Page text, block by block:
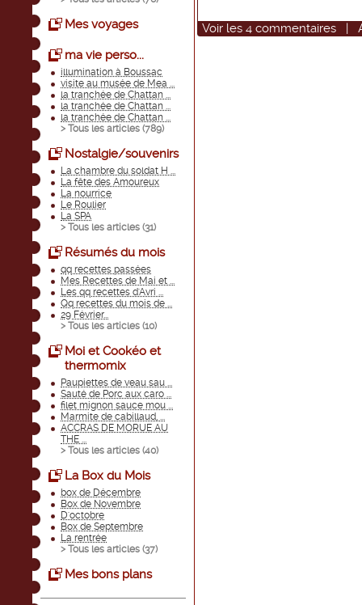
Mes voyages
ma vie perso...
illumination à Boussac
visite au musée de Mea ...
la tranchée de Chattan ...
la tranchée de Chattan ...
la tranchée de Chattan ...
> Tous les articles (789)
Nostalgie/souvenirs
La chambre du soldat H ...
La fête des Amoureux
La nourrice
Le Roulier
La SPA
> Tous les articles (31)
Résumés du mois
qq recettes passées
Mes Recettes de Mai et ...
Les qq recettes d'Avri ...
Qq recettes du mois de ...
29 Février...
> Tous les articles (10)
Moi et Cookéo et
thermomix
Paupiettes de veau sau ...
Sauté de Porc aux caro ...
filet mignon sauce mou ...
Marmite de cabillaud, ...
ACCRAS DE MORUE AU
THE ...
> Tous les articles (40)
La Box du Mois
box de Décembre
Box de Novembre
D'octobre
Box de Septembre
La rentrée
> Tous les articles (37)
Mes bons plans
Voir les 4 commentaires |